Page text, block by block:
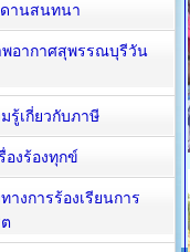
ดานสนทนา
พอากาศสุพรรณบุรีวัน
รู้เกี่ยวกับภาษี
องร้องทุกข์
างการร้องเรียนการ